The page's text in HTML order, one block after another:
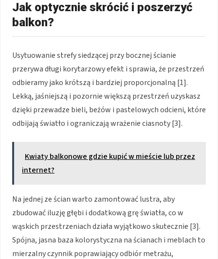
Jak optycznie skrócić i poszerzyć
balkon?
Usytuowanie strefy siedzącej przy bocznej ścianie
przerywa długi korytarzowy efekt i sprawia, że przestrzeń
odbieramy jako krótszą i bardziej proporcjonalną [1].
Lekką, jaśniejszą i pozornie większą przestrzeń uzyskasz
dzięki przewadze bieli, beżów i pastelowych odcieni, które
odbijają światło i ograniczają wrażenie ciasnoty [3].
Kwiaty balkonowe gdzie kupić w mieście lub przez
internet?
Na jednej ze ścian warto zamontować lustra, aby
zbudować iluzję głębi i dodatkową grę światła, co w
wąskich przestrzeniach działa wyjątkowo skutecznie [3].
Spójna, jasna baza kolorystyczna na ścianach i meblach to
mierzalny czynnik poprawiający odbiór metrażu,